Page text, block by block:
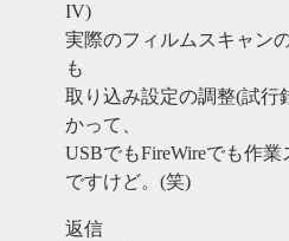
IV)
実際のフィルムスキャン
も
取り込み設定の調整(試行
かって、
USBでもFireWireでも作
ですけど。(笑)
返信